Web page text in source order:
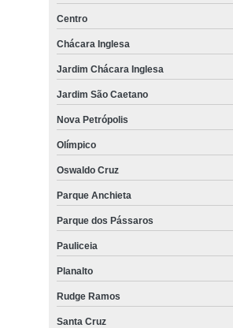
Centro
Chácara Inglesa
Jardim Chácara Inglesa
Jardim São Caetano
Nova Petrópolis
Olímpico
Oswaldo Cruz
Parque Anchieta
Parque dos Pássaros
Pauliceia
Planalto
Rudge Ramos
Santa Cruz